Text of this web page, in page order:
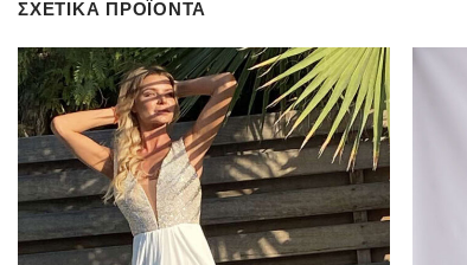
ΣΧΕΤΙΚΆ ΠΡΟΪΌΝΤΑ
Add to
wishlist